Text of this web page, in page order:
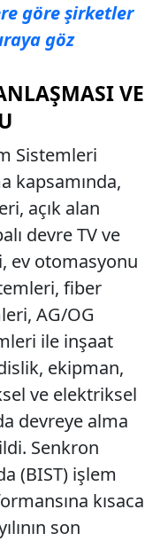
göre şirketler
göz
VE
Sistemleri
kapsamında,
açık alan
devre TV ve
ev otomasyonu
fiber
AG/OG
ile inşaat
ekipman,
ve elektriksel
devreye alma
Senkron
(BIST) işlem
kısaca
son